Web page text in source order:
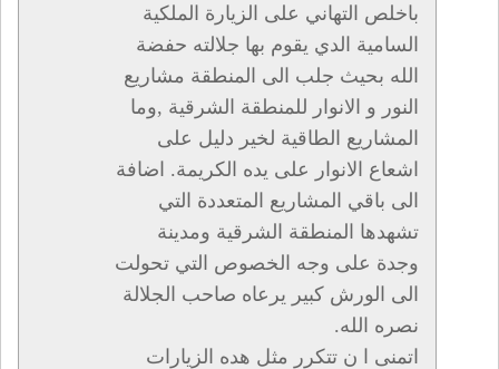
باخلص التهاني على الزيارة الملكية
السامية الدي يقوم بها جلالته حفضة
الله بحيث جلب الى المنطقة مشاريع
النور و الانوار للمنطقة الشرقية ,وما
المشاريع الطاقية لخير دليل على
اشعاع الانوار على يده الكريمة. اضافة
الى باقي المشاريع المتعددة التي
تشهدها المنطقة الشرقية ومدينة
وجدة على وجه الخصوص التي تحولت
الى الورش كبير يرعاه صاحب الجلالة
نصره الله.
اتمنى ا ن تتكرر مثل هده الزيارات